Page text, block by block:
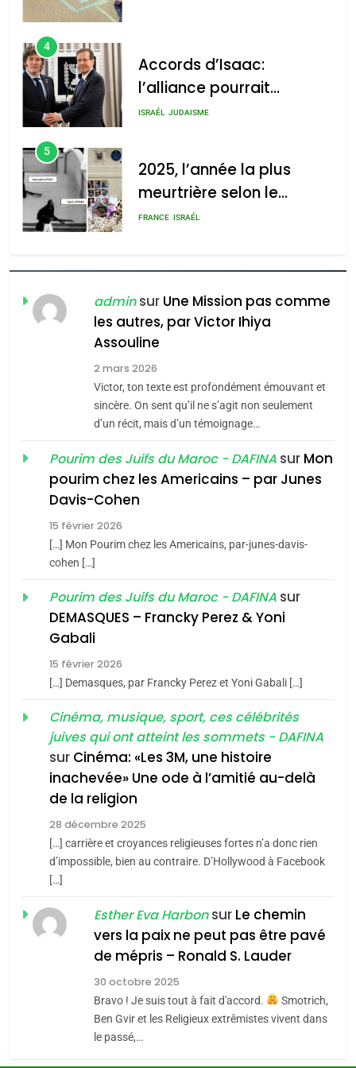
2025, l’année la plus
meurtrière selon le rapport
l’antisémitisme
admin 0
s’étendre à 13 pays
5
2025, l’année la plus
meurtrière selon le
rapport d’ADL contre
FRANCE ISRAÉL
6
FIÈRE, DIGNE ET RÉSILIENTE :
POURQUOI JE REVENDIQUE
MA JUDAÏTE par Thérèse
ISRAÉL JUDAISME
CE QUI NOUS MANQUE –
Jacques Hadida
JUDAISME
Maroc : Les amandes de
Tafraout, le miel de Tadla
Azilal consacrés produits
du terroir
DAFINA MAROC
Oeil ravageur – Vanessa
De Loya Stauber
«Tu dis génocide, je dis
guerre»: La nouvelle
Tout sur la Nostalgie
SOUVENIRS
l’alliance pourrait
s’étendre à 13 pays
d’Amérique latine
ISRAÉL JUDAISME
2025, l’année la plus
meurtrière selon le
rapport d’ADL contre
l’antisémitisme
FRANCE ISRAÉL
FIÈRE, DIGNE ET RÉSILIENTE :
POURQUOI JE REVENDIQUE
adminsur Une Mission pas comme
les autres, par Victor Ihiya
Assouline
2 mars 2026
Victor, ton texte est profondément émouvant et
sincère. On sent qu’il ne s’agit non seulement
d’un récit, mais d’un témoignage…
Pourim des Juifs du Maroc - DAFINA sur Mon
pourim chez les Americains – par Junes
Davis-Cohen
15 février 2026
[…] Mon Pourim chez les Americains, par-junes-davis-
cohen […]
Pourim des Juifs du Maroc - DAFINA sur
DEMASQUES – Francky Perez & Yoni
Gabali
15 février 2026
[…] Demasques, par Francky Perez et Yoni Gabali […]
Cinéma, musique, sport, ces célébrités
juives qui ont atteint les sommets - DAFINA
sur Cinéma: «Les 3M, une histoire
inachevée» Une ode à l’amitié au-delà
de la religion
28 décembre 2025
[…] carrière et croyances religieuses fortes n’a donc rien
d’impossible, bien au contraire. D’Hollywood à Facebook
[…]
Esther Eva Harbonsur Le chemin
vers la paix ne peut pas être pavé
de mépris – Ronald S. Lauder
30 octobre 2025
Bravo ! Je suis tout à fait d'accord.
Smotrich,
Ben Gvir et les Religieux extrêmistes vivent dans
le passé,…
2025, l’année la plus
d’ADL contre
l’antisémitisme
FRANCE ISRAÉL
POURQUOI JE REVENDIQUE
Zrihen-Dvir
CE QUI NOUS MANQUE –
Jacques Hadida
JUDAISME
Maroc : Les amandes de
Azilal consacrés produits
du terroir
DAFINA MAROC
Oeil ravageur – Vanessa De
Loya Stauber
CINEMA ISRAÉL